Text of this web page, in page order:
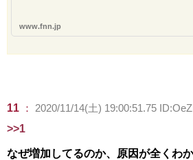
www.fnn.jp
11 ：
2020/11/14(土) 19:00:51.75
>>1
なぜ増加してるのか、原因が全くわか